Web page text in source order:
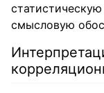
смысловую